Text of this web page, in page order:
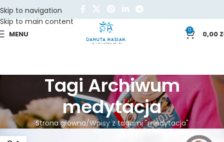
Skip to navigation
Skip to main content
MENU 0 0,00
Tagi Archiwum
medytacja
Strona główna Wpisy z tagami "medytacja"